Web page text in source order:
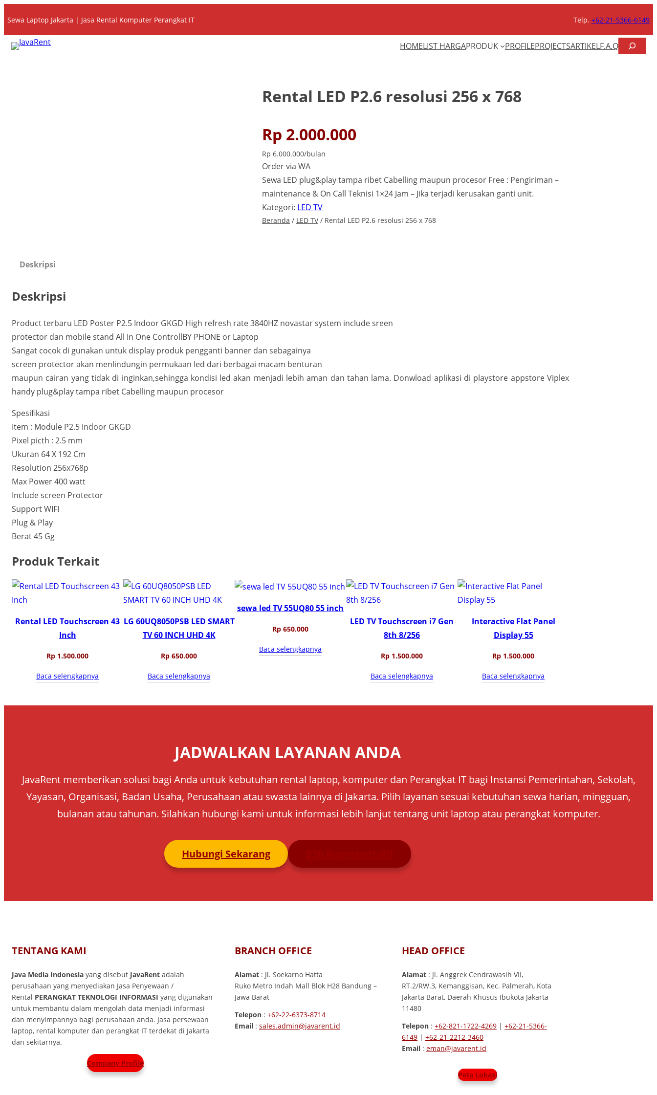
ke
konten
Sewa Laptop Jakarta | Jasa Rental Komputer Perangkat IT Telp. +62-21-5366-6149
HOMELIST HARGAPRODUK PROFILEPROJECTSARTIKELF.A.QCARI
Rental LED P2.6 resolusi 256 x 768
Rp 2.000.000
Rp 6.000.000/bulan
Order via WA
Sewa LED plug&play tampa ribet Cabelling maupun procesor Free : Pengiriman –
maintenance & On Call Teknisi 1×24 Jam – Jika terjadi kerusakan ganti unit.
Kategori: LED TV
Beranda / LED TV/ Rental LED P2.6 resolusi 256 x 768
Deskripsi
Deskripsi
Product terbaru LED Poster P2.5 Indoor GKGD High refresh rate 3840HZ novastar system include sreen
protector dan mobile stand All In One ControllBY PHONE or Laptop
Sangat cocok di gunakan untuk display produk pengganti banner dan sebagainya
screen protector akan menlindungin permukaan led dari berbagai macam benturan
maupun cairan yang tidak di inginkan,sehingga kondisi led akan menjadi lebih aman dan tahan lama. Donwload aplikasi di playstore appstore Viplex
handy plug&play tampa ribet Cabelling maupun procesor
Spesifikasi
Item : Module P2.5 Indoor GKGD
Pixel picth : 2.5 mm
Ukuran 64 X 192 Cm
Resolution 256x768p
Max Power 400 watt
Include screen Protector
Support WIFI
Plug & Play
Berat 45 Gg
Produk Terkait
Rental LED Touchscreen 43
Inch
Rp 1.500.000
Baca selengkapnya
LG 60UQ8050PSB LED SMART
TV 60 INCH UHD 4K
Rp 650.000
Baca selengkapnya
sewa led TV 55UQ80 55 inch
Rp 650.000
Baca selengkapnya
LED TV Touchscreen i7 Gen
8th 8/256
Rp 1.500.000
Baca selengkapnya
Interactive Flat Panel
Display 55
Rp 1.500.000
Baca selengkapnya
JADWALKAN LAYANAN ANDA
JavaRent memberikan solusi bagi Anda untuk kebutuhan rental laptop, komputer dan Perangkat IT bagi Instansi Pemerintahan, Sekolah,
Yayasan, Organisasi, Badan Usaha, Perusahaan atau swasta lainnya di Jakarta. Pilih layanan sesuai kebutuhan sewa harian, mingguan,
bulanan atau tahunan. Silahkan hubungi kami untuk informasi lebih lanjut tentang unit laptop atau perangkat komputer.
Hubungi Sekarang
TENTANG KAMI
Java Media Indonesia yang disebut JavaRent adalah
perusahaan yang menyediakan Jasa Penyewaan /
Rental PERANGKAT TEKNOLOGI INFORMASI yang digunakan
untuk membantu dalam mengolah data menjadi informasi
dan menyimpannya bagi perusahaan anda. Jasa persewaan
laptop, rental komputer dan perangkat IT terdekat di Jakarta
dan sekitarnya.
Company Profile
BRANCH OFFICE
Alamat : Jl. Soekarno Hatta
Ruko Metro Indah Mall Blok H28 Bandung –
Jawa Barat
Telepon : +62-22-6373-8714
Email : sales.admin@javarent.id
HEAD OFFICE
Alamat : Jl. Anggrek Cendrawasih VII,
RT.2/RW.3, Kemanggisan, Kec. Palmerah, Kota
Jakarta Barat, Daerah Khusus Ibukota Jakarta
11480
Telepon : +62-821-1722-4269 | +62-21-5366-
6149 | +62-21-2212-3460
Email : eman@javarent.id
Peta Lokasi